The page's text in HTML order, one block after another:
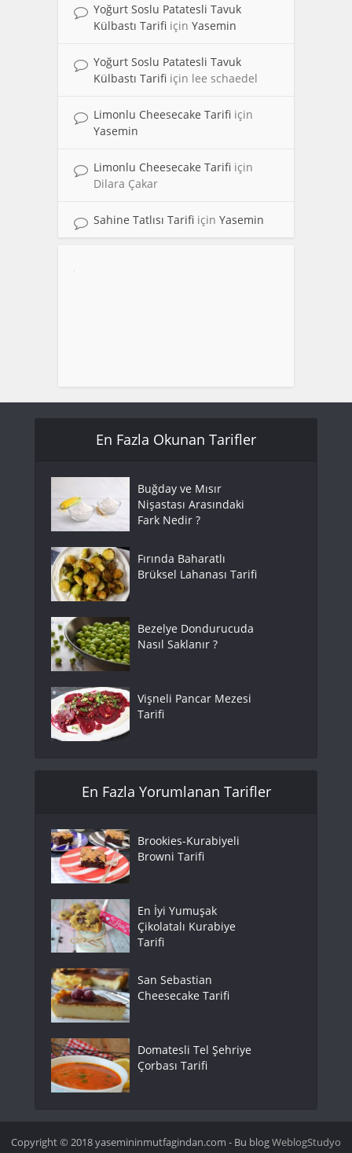
Yoğurt Soslu Patatesli Tavuk
Külbastı Tarifi için Yasemin
Yoğurt Soslu Patatesli Tavuk
Külbastı Tarifi için lee schaedel
Limonlu Cheesecake Tarifi için
Yasemin
Limonlu Cheesecake Tarifi için
Dilara Çakar
Sahine Tatlısı Tarifi için Yasemin
En Fazla Okunan Tarifler
Buğday ve Mısır
Nişastası Arasındaki
Fark Nedir ?
Fırında Baharatlı
Brüksel Lahanası Tarifi
Bezelye Dondurucuda
Nasıl Saklanır ?
Vişneli Pancar Mezesi
Tarifi
En Fazla Yorumlanan Tarifler
Brookies-Kurabiyeli
Browni Tarifi
En İyi Yumuşak
Çikolatalı Kurabiye
Tarifi
San Sebastian
Cheesecake Tarifi
Domatesli Tel Şehriye
Çorbası Tarifi
Copyright © 2018 yasemininmutfagindan.com - Bu blogWeblogStudyo